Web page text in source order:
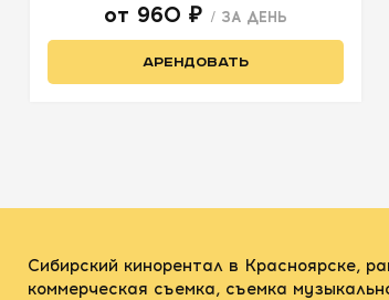
от 960 ₽ / ЗА ДЕНЬ
АРЕНДОВАТЬ
Сибирский кинорентал в Красноярске,
коммерческая съемка, съемка